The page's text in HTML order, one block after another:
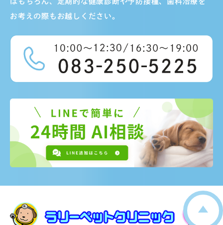
お考えの際もお越しください。